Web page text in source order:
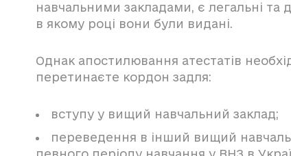
навчальними закладами, є легальні та
в якому році вони були видані.
Однак апостилювання атестатів
перетинаєте кордон задля:
вступу у вищий навчальний заклад;
переведення в інший вищий